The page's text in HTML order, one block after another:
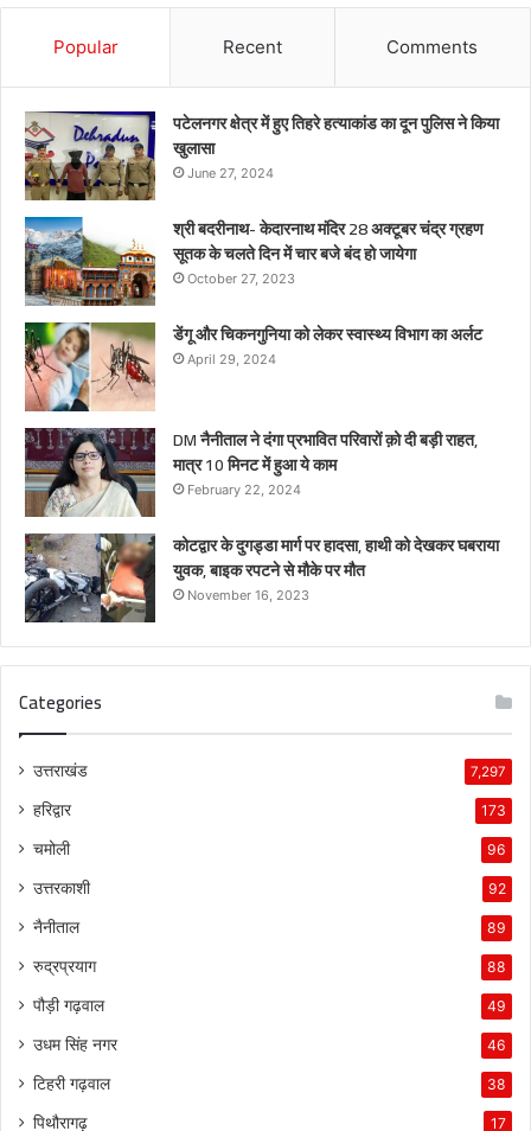
Popular Recent Comments
पटेलनगर क्षेत्र में हुए तिहरे हत्याकांड का दून पुलिस ने किया
खुलासा
June 27, 2024
श्री बदरीनाथ- केदारनाथ मंदिर 28 अक्टूबर चंद्र ग्रहण
सूतक के चलते दिन में चार बजे बंद हो जायेगा
October 27, 2023
डेंगू और चिकनगुनिया को लेकर स्वास्थ्य विभाग का अर्लट
April 29, 2024
DM नैनीताल ने दंगा प्रभावित परिवारों क़ो दी बड़ी राहत,
मात्र 10 मिनट में हुआ ये काम
February 22, 2024
कोटद्वार के दुगड्डा मार्ग पर हादसा, हाथी को देखकर घबराया
युवक, बाइक रपटने से मौके पर मौत
November 16, 2023
Categories
उत्तराखंड 7,297
हरिद्वार 173
चमोली 96
उत्तरकाशी 92
नैनीताल 89
रुद्रप्रयाग 88
पौड़ी गढ़वाल 49
उधम सिंह नगर 46
टिहरी गढ़वाल 38
पिथौरागढ़ 17